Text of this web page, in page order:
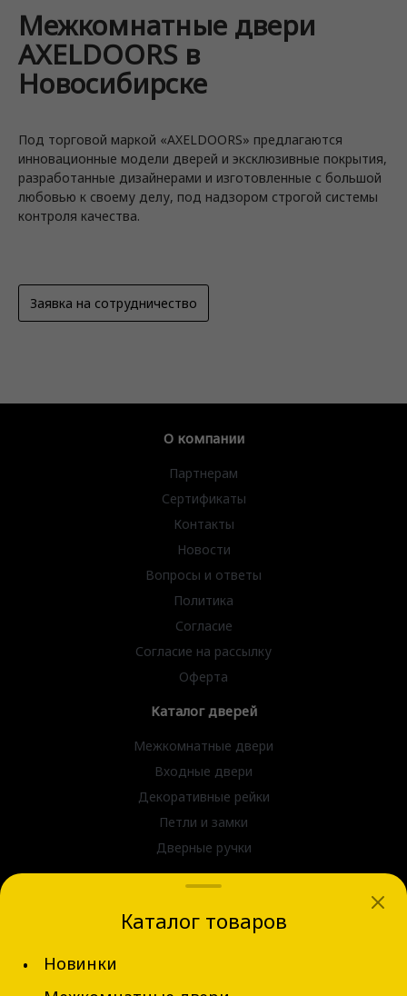
Межкомнатные двери
AXELDOORS в
Новосибирске
Под торговой маркой «AXELDOORS» предлагаются
инновационные модели дверей и эксклюзивные покрытия,
разработанные дизайнерами и изготовленные с большой
любовью к своему делу, под надзором строгой системы
контроля качества.
Заявка на сотрудничество
О компании
Партнерам
Сертификаты
Контакты
Новости
Вопросы и ответы
Политика
Согласие
Согласие на рассылку
Оферта
Каталог дверей
Межкомнатные двери
Входные двери
Декоративные рейки
Петли и замки
Дверные ручки
г. Новосибирск, ул. Блюхера д.31
Каталог товаров
Новинки